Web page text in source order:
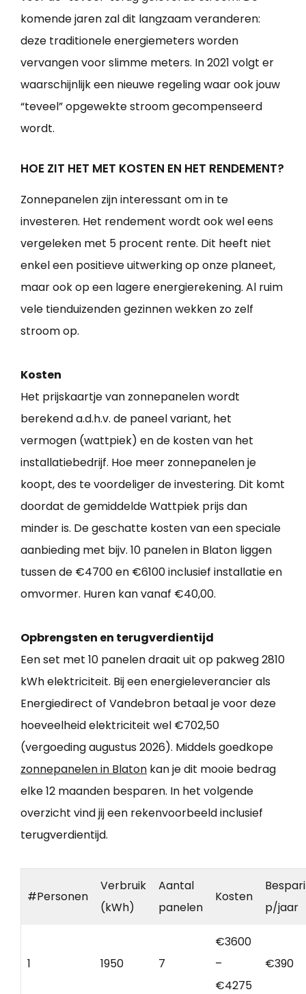
komende jaren zal dit langzaam veranderen:
deze traditionele energiemeters worden
vervangen voor slimme meters. In 2021 volgt er
waarschijnlijk een nieuwe regeling waar ook jouw
“teveel” opgewekte stroom gecompenseerd
wordt.
HOE ZIT HET MET KOSTEN EN HET RENDEMENT?
Zonnepanelen zijn interessant om in te
investeren. Het rendement wordt ook wel eens
vergeleken met 5 procent rente. Dit heeft niet
enkel een positieve uitwerking op onze planeet,
maar ook op een lagere energierekening. Al ruim
vele tienduizenden gezinnen wekken zo zelf
stroom op.
Kosten
Het prijskaartje van zonnepanelen wordt
berekend a.d.h.v. de paneel variant, het
vermogen (wattpiek) en de kosten van het
installatiebedrijf. Hoe meer zonnepanelen je
koopt, des te voordeliger de investering. Dit komt
doordat de gemiddelde Wattpiek prijs dan
minder is. De geschatte kosten van een speciale
aanbieding met bijv. 10 panelen in Blaton liggen
tussen de €4700 en €6100 inclusief installatie en
omvormer. Huren kan vanaf €40,00.
Opbrengsten en terugverdientijd
Een set met 10 panelen draait uit op pakweg 2810
kWh elektriciteit. Bij een energieleverancier als
Energiedirect of Vandebron betaal je voor deze
hoeveelheid elektriciteit wel €702,50
(vergoeding augustus 2026). Middels goedkope
zonnepanelen in Blaton kan je dit mooie bedrag
elke 12 maanden besparen. In het volgende
overzicht vind jij een rekenvoorbeeld inclusief
terugverdientijd.
#Personen
Verbruik
(kWh)
Aantal
panelen
Kosten
p/jaar
1 1950 7
€3600
–
€4275
€390